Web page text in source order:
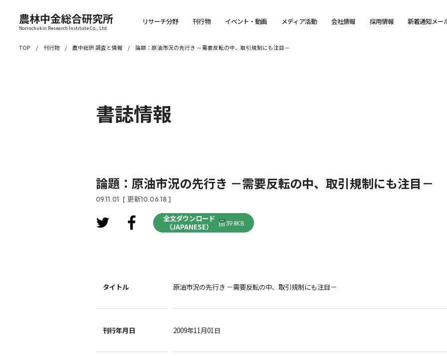
農林中金総合研究所
Norinchukin Research Institute Co., Ltd.
リサーチ分野 刊行物 イベント・動画 メディア活動 会社情報 採用情報 新着通知メー
TOP 刊行物 農中総研 調査と情報 論題：原油市況の先行き －需要反転の中、取引規制にも注目－
書誌情報
論題：原油市況の先行き －需要反転の中、取引規制にも注目－
09.11.01 [ 更新10.06.18 ]
全文ダウンロード
（JAPANESE）
39.8KB
タイトル 原油市況の先行き －需要反転の中、取引規制にも注目－
刊行年月日 2009年11月01日